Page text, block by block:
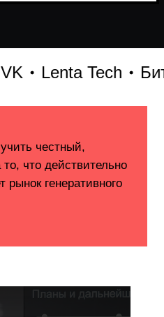
Lenta Tech